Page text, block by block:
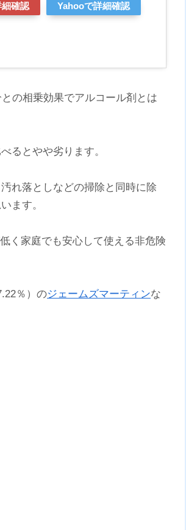
確認 Yahooで詳細確認
の相乗効果でアルコール剤とは
るとやや劣ります。
れ落としなどの掃除と同時に除
ます。
く家庭でも安心して使える非危険
％）のジェームズマーティンな